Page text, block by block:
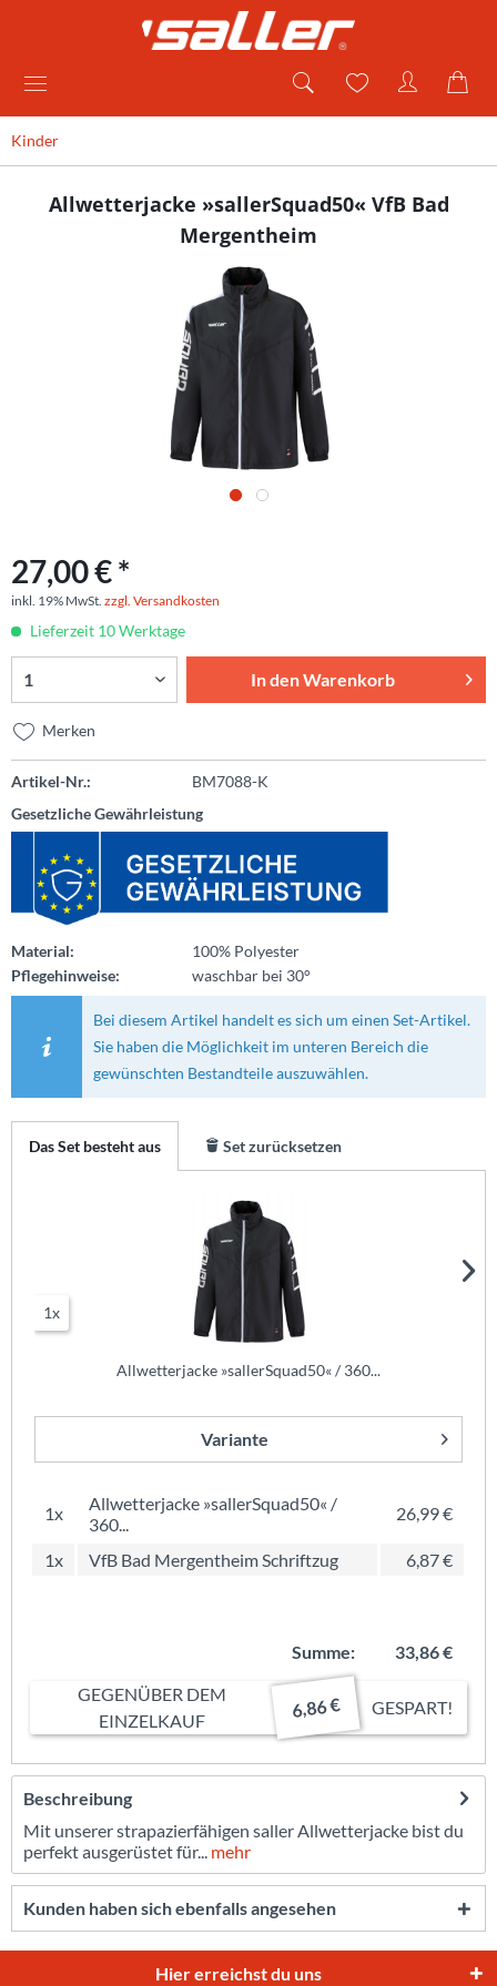
Kinder
Allwetterjacke »sallerSquad50« VfB Bad
Mergentheim
27,00 € *
inkl. 19% MwSt. zzgl. Versandkosten
Lieferzeit 10 Werktage
In denWarenkorb
Merken
Artikel-Nr.:
BM7088-K
Gesetzliche Gewährleistung
Material:
100% Polyester
Pflegehinweise:
waschbar bei 30°
Bei diesem Artikel handelt es sich um einen Set-Artikel.
Sie haben die Möglichkeit im unteren Bereich die
gewünschten Bestandteile auszuwählen.
Das Set besteht aus Set zurücksetzen
1x
Allwetterjacke »sallerSquad50« / 360...
Variante
1x
Allwetterjacke »sallerSquad50« /
360...
26,99 €
1x VfB Bad Mergentheim Schriftzug 6,87 €
Summe:
33,86 €
GEGENÜBER DEM
EINZELKAUF
6,86 € GESPART!
Beschreibung
Mit unserer strapazierfähigen saller Allwetterjacke bist du
perfekt ausgerüstet für... mehr
Kunden haben sich ebenfalls angesehen
Hier erreichst du uns